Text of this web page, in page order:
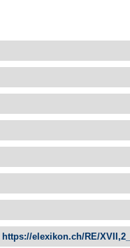
https://elexikon.ch/RE/